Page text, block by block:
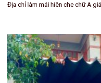
Địa chỉ làm mái hiên che chữ A